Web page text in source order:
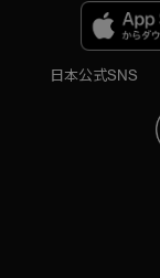
日本公式SNS